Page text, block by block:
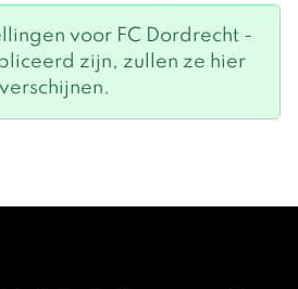
voor FC Dordrecht -
zijn, zullen ze hier
verschijnen.